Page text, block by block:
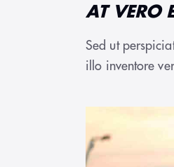
AT VERO
Sed ut
illo inventore